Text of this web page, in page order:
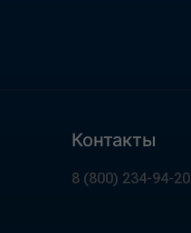
Контакты
8 (800) 234-94-20